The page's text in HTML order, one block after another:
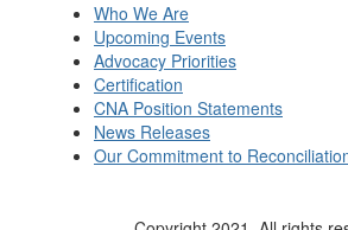
Who We Are
Upcoming Events
Advocacy Priorities
Certification
CNA Position Statements
News Releases
Our Commitment to